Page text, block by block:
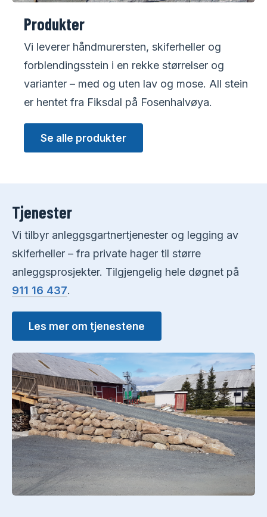
Produkter
Vi leverer håndmurersten, skiferheller og
forblendingsstein i en rekke størrelser og
varianter – med og uten lav og mose. All stein
er hentet fra Fiksdal på Fosenhalvøya.
Se alle produkter
Tjenester
Vi tilbyr anleggsgartnertjenester og legging av
skiferheller – fra private hager til større
anleggsprosjekter. Tilgjengelig hele døgnet på
911 16 437.
Les mer om tjenestene